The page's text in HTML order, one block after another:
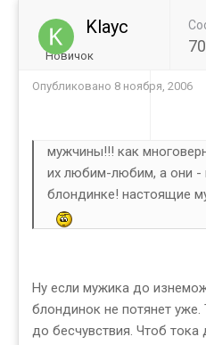
Klayc
Новичок
70
Опубликовано 8 ноября, 2006
мужчины!!! как
их любим-любим, а они -
блондинке! настоящие
Ну если мужика до
блондинок не потянет уже.
до бесчувствия. Чтоб тока